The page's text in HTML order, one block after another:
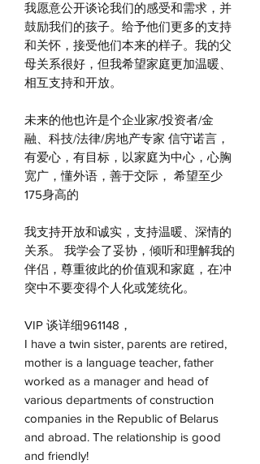
我愿意公开谈论我们的感受和需求，并
鼓励我们的孩子。给予他们更多的支持
和关怀，接受他们本来的样子。我的父
母关系很好，但我希望家庭更加温暖、
相互支持和开放。
未来的他也许是个企业家/投资者/金
融、科技/法律/房地产专家 信守诺言，
有爱心，有目标，以家庭为中心，心胸
宽广，懂外语，善于交际， 希望至少
175身高的
我支持开放和诚实，支持温暖、深情的
关系。 我学会了妥协，倾听和理解我的
伴侣，尊重彼此的价值观和家庭，在冲
突中不要变得个人化或笼统化。
VIP 谈详细961148，
I have a twin sister, parents are retired,
mother is a language teacher, father
worked as a manager and head of
various departments of construction
companies in the Republic of Belarus
and abroad. The relationship is good
and friendly!